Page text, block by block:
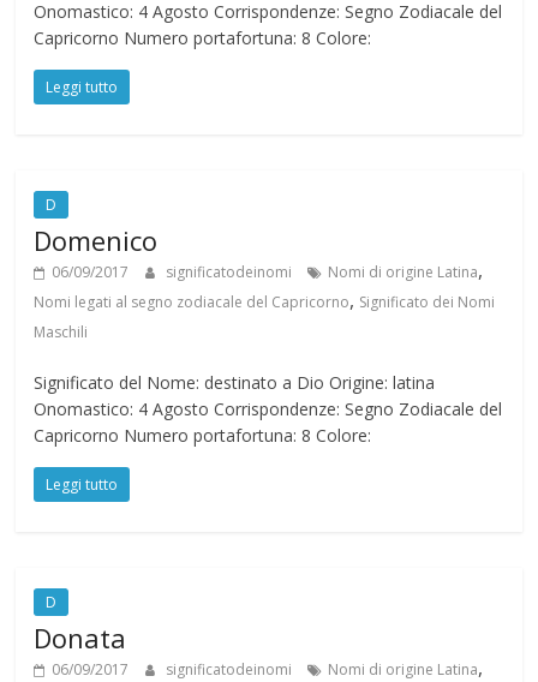
Onomastico: 4 Agosto Corrispondenze: Segno Zodiacale del
Capricorno Numero portafortuna: 8 Colore:
Leggi tutto
D
Domenico
06/09/2017 significatodeinomi Nomi di origine Latina,
Nomi legati al segno zodiacale del Capricorno, Significato dei Nomi
Maschili
Significato del Nome: destinato a Dio Origine: latina
Onomastico: 4 Agosto Corrispondenze: Segno Zodiacale del
Capricorno Numero portafortuna: 8 Colore:
Leggi tutto
D
Donata
06/09/2017 significatodeinomi Nomi di origine Latina,